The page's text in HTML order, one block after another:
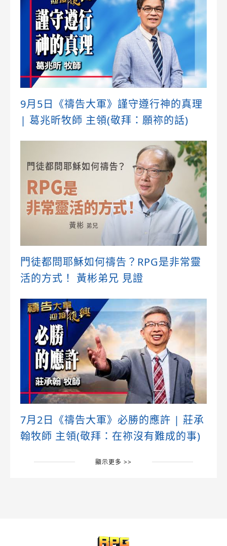
9月5日《禱告大軍》謹守遵行神的真理
| 葛兆昕牧師 主領(敬拜：願祢的話)
門徒都問耶穌如何禱告？RPG是非常靈
活的方式！ 黃彬弟兄 見證
7月2日《禱告大軍》必勝的應許 | 莊承
翰牧師 主領(敬拜：在祢沒有難成的事)
顯示更多 >>